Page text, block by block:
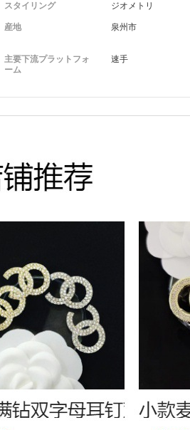
スタイリング ジオメトリ
産地 泉州市
主要下流プラットフォ
ーム
速手